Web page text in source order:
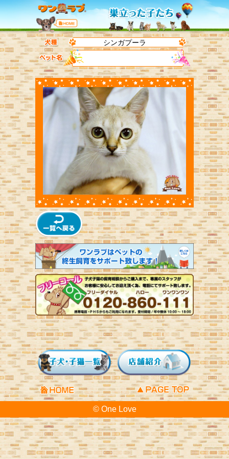
シンガプーラ
© One Love